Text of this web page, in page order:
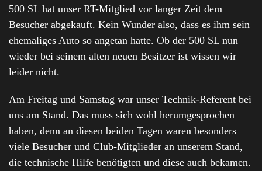
500 SL hat unser RT-Mitglied vor langer Zeit dem
Besucher abgekauft. Kein Wunder also, dass es ihm sein
ehemaliges Auto so angetan hatte. Ob der 500 SL nun
wieder bei seinem alten neuen Besitzer ist wissen wir
leider nicht.
Am Freitag und Samstag war unser Technik-Referent bei
uns am Stand. Das muss sich wohl herumgesprochen
haben, denn an diesen beiden Tagen waren besonders
viele Besucher und Club-Mitglieder an unserem Stand,
die technische Hilfe benötigten und diese auch bekamen.